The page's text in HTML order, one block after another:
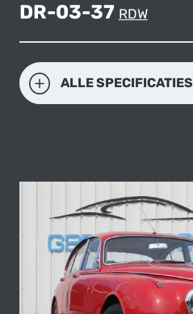
DR-03-37 RDW
ALLE SPECIFICATIES